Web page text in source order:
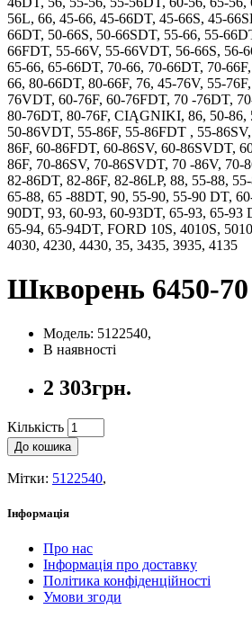
56L, 66, 45-66, 45-66DT, 45-66S, 45-
66DT, 50-66S, 50-66SDT, 55-66, 55-
66FDT, 55-66V, 55-66VDT, 56-66S, 56-
65-66, 65-66DT, 70-66, 70-66DT, 70-
66, 80-66DT, 80-66F, 76, 45-76V, 55-
76VDT, 60-76F, 60-76FDT, 70 -76DT,
80-76DT, 80-76F, CIĄGNIKI, 86, 50-86,
50-86VDT, 55-86F, 55-86FDT , 55-
86F, 60-86FDT, 60-86SV, 60-86SVDT,
86F, 70-86SV, 70-86SVDT, 70 -86V, 70-
82-86DT, 82-86F, 82-86LP, 88, 55-88,
65-88, 65 -88DT, 90, 55-90, 55-90 DT,
90DT, 93, 60-93, 60-93DT, 65-93, 65-93
65-94, 65-94DT, FORD 10S, 4010S,
4030, 4230, 4430, 35, 3435, 3935, 4135
Шкворень 6450-70
Модель: 5122540,
В наявності
2 303грн.
Кількість
До кошика
Мітки: 5122540,
Інформація
Про нас
Інформація про доставку
Політика конфіденційності
Умови згоди